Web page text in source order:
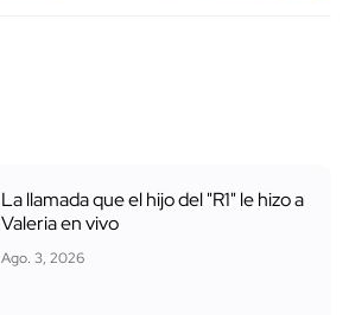
La llamada que el hijo del "R1" le hizo a
Valeria en vivo
Ago. 3, 2026